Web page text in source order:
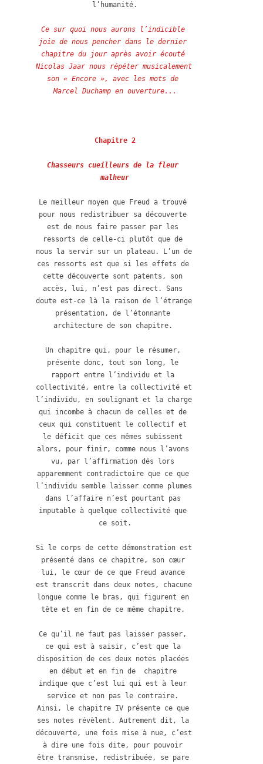
l’humanité.
Ce sur quoi nous aurons l’indicible
joie de nous pencher dans le dernier
chapitre du jour après avoir écouté
Nicolas Jaar nous répéter musicalement
son « Encore », avec les mots de
Marcel Duchamp en ouverture...
Chapitre 2
Chasseurs cueilleurs de la fleur
malheur
Le meilleur moyen que Freud a trouvé
pour nous redistribuer sa découverte
est de nous faire passer par les
ressorts de celle-ci plutôt que de
nous la servir sur un plateau. L’un de
ces ressorts est que si les effets de
cette découverte sont patents, son
accès, lui, n’est pas direct. Sans
doute est-ce là la raison de l’étrange
présentation, de l’étonnante
architecture de son chapitre.
Un chapitre qui, pour le résumer,
présente donc, tout son long, le
rapport entre l’individu et la
collectivité, entre la collectivité et
l’individu, en soulignant et la charge
qui incombe à chacun de celles et de
ceux qui constituent le collectif et
le déficit que ces mêmes subissent
alors, pour finir, comme nous l’avons
vu, par l’affirmation dés lors
apparemment contradictoire que ce que
l’individu semble laisser comme plumes
dans l’affaire n’est pourtant pas
imputable à quelque collectivité que
ce soit.
Si le corps de cette démonstration est
présenté dans ce chapitre, son cœur
lui, le cœur de ce que Freud avance
est transcrit dans deux notes, chacune
longue comme le bras, qui figurent en
tête et en fin de ce même chapitre.
Ce qu’il ne faut pas laisser passer,
ce qui est à saisir, c’est que la
disposition de ces deux notes placées
en début et en fin de  chapitre
indique que c’est lui qui est à leur
service et non pas le contraire.
Ainsi, le chapitre IV présente ce que
ses notes révèlent. Autrement dit, la
découverte, une fois mise à nue, c’est
à dire une fois dite, pour pouvoir
être transmise, redistribuée, se pare